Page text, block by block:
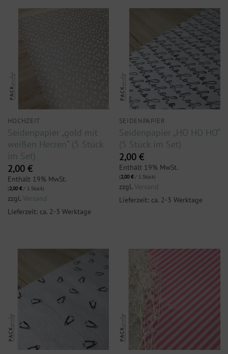
HOCHZEIT
Seidenpapier „gold mit
weißen Herzen“ (5 Stück
im Set)
2,00 €
Enthält 19% MwSt.
(2,00€/ 1 Stück)
zzgl. Versand
Lieferzeit: ca. 2-3 Werktage
SEIDENPAPIER
Seidenpapier „HO HO HO“
(5 Stück im Set)
2,00 €
Enthält 19% MwSt.
(2,00€/ 1 Stück)
zzgl. Versand
Lieferzeit: ca. 2-3 Werktage